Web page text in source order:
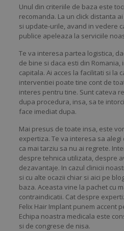
Unul din criteriile de baza este
recomanda. La un click distanta
si update-urile, avand in vedere
publice apeleaza la serviciile
Te va interesa partea logistica,
de bine si daca esti din Romania,
capitala. Ai acces la facilitati si la
interventiei poate tine cont de
interes pentru tine. Sunt cateva
dupa procedura, insa, sa te
face imediat dupa.
Mai presus de toate insa, este
expertiza. Te va interesa sa
ca mai tarziu sa nu ai regrete.
despre tehnica utilizata, despre
dezavantaje. In cazul clinicii
si cu alte ocazii chiar si aici pe
baza. Aceasta vine la pachet cu
contraindicatii. Cat despre
Felix Hair Implant punem accent
Echipa noastra medicala este
si de congrese de nisa.